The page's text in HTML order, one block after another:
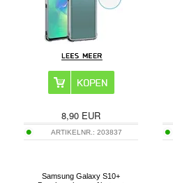
8,90 EUR
ARTIKELNR.: 203837
Samsung Galaxy S10+